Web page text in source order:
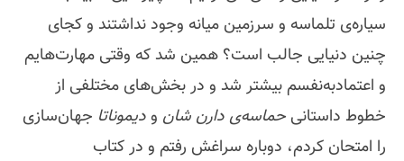
سیاره‌ی تلماسه و سرزمین میانه وجود نداشتند و کجای
چنین دنیایی جالب است؟ همین شد که وقتی مهارت‌هایم
و اعتمادبه‌نفسم بیشتر شد و در بخش‌های مختلفی از
خطوط داستانی حماسه‌ی دارن شان ودیموناتا جهان‌سازی
را امتحان کردم، دوباره سراغش رفتم و در کتاب